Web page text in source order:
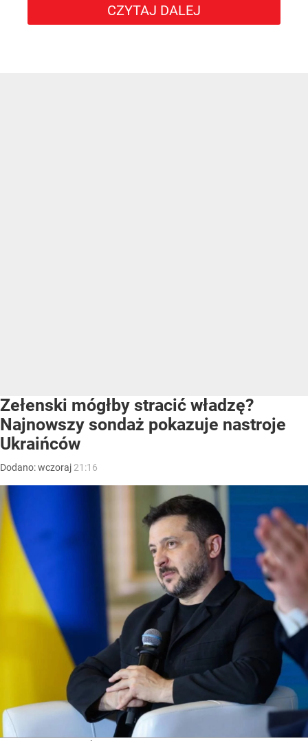
CZYTAJ DALEJ
Zełenski mógłby stracić władzę?
Najnowszy sondaż pokazuje nastroje
Ukraińców
Dodano:wczoraj 21:16